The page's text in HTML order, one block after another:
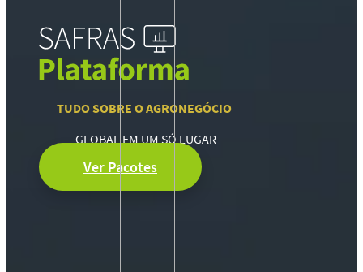
TUDO SOBRE O AGRONEGÓCIO
GLOBAL EM UM SÓ LUGAR
Ver Pacotes